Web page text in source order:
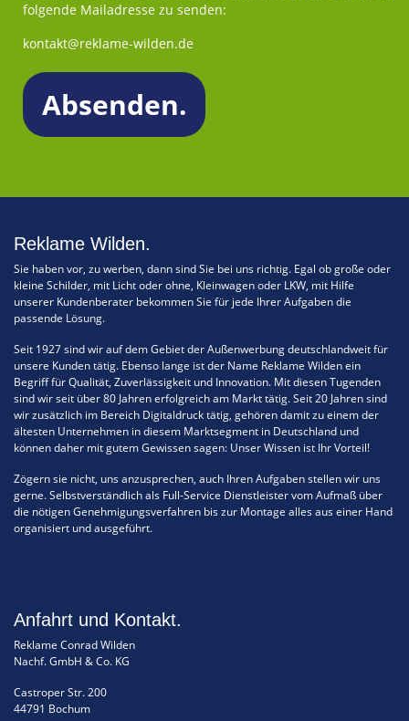
folgende Mailadresse zu senden:
kontakt@reklame-wilden.de
Reklame Wilden.
Sie haben vor, zu werben, dann sind Sie bei uns richtig. Egal ob große oder
kleine Schilder, mit Licht oder ohne, Kleinwagen oder LKW, mit Hilfe
unserer Kundenberater bekommen Sie für jede Ihrer Aufgaben die
passende Lösung.
Seit 1927 sind wir auf dem Gebiet der Außenwerbung deutschlandweit für
unsere Kunden tätig. Ebenso lange ist der Name Reklame Wilden ein
Begriff für Qualität, Zuverlässigkeit und Innovation. Mit diesen Tugenden
sind wir seit über 80 Jahren erfolgreich am Markt tätig. Seit 20 Jahren sind
wir zusätzlich im Bereich Digitaldruck tätig, gehören damit zu einem der
ältesten Unternehmen in diesem Marktsegment in Deutschland und
können daher mit gutem Gewissen sagen: Unser Wissen ist Ihr Vorteil!
Zögern sie nicht, uns anzusprechen, auch Ihren Aufgaben stellen wir uns
gerne. Selbstverständlich als Full-Service Dienstleister vom Aufmaß über
die nötigen Genehmigungsverfahren bis zur Montage alles aus einer Hand
organisiert und ausgeführt.
Anfahrt und Kontakt.
Reklame Conrad Wilden
Nachf. GmbH & Co. KG
Castroper Str. 200
44791 Bochum